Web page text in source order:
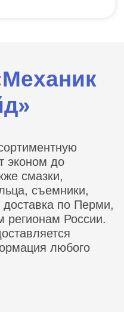
эконом до
смазки,
съемники,
по Перми,
регионам России.
любого